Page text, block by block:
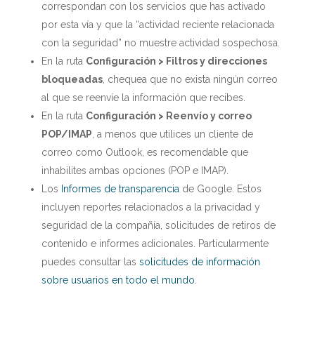
correspondan con los servicios que has activado
por esta vía y que la “actividad reciente relacionada
con la seguridad” no muestre actividad sospechosa.
En la ruta Configuración > Filtros y direcciones
bloqueadas, chequea que no exista ningún correo
al que se reenvíe la información que recibes.
En la ruta Configuración > Reenvío y correo
POP/IMAP , a menos que utilices un cliente de
correo como Outlook, es recomendable que
inhabilites ambas opciones (POP e IMAP).
Los Informes de transparencia de Google. Estos
incluyen reportes relacionados a la privacidad y
seguridad de la compañía, solicitudes de retiros de
contenido e informes adicionales. Particularmente
puedes consultar las solicitudes de información
sobre usuarios en todo el mundo